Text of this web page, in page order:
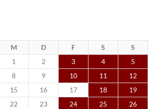
M D F S
S
1
2 3 4
5
8 9 10 11
12
15 16 17 18
19
22 23 24 25
26